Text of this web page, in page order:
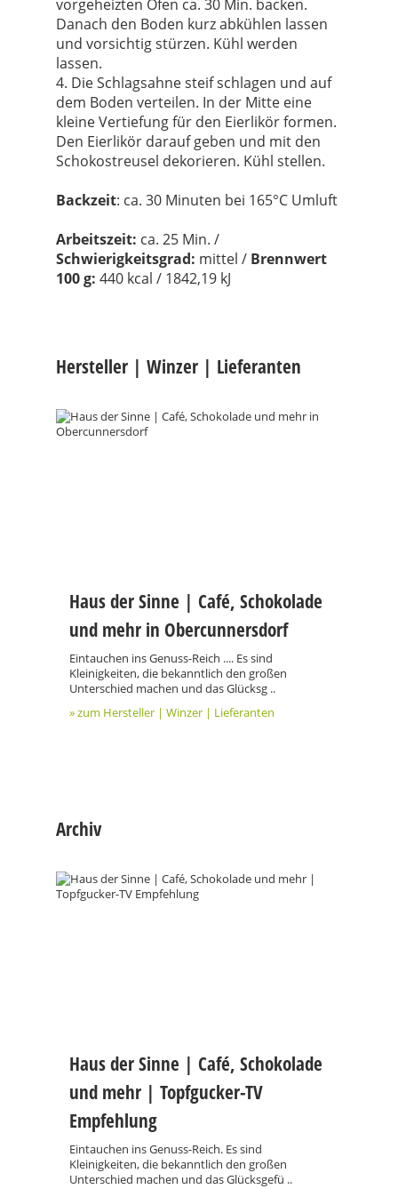
vorgeheizten Ofen ca. 30 Min. backen.
Danach den Boden kurz abkühlen lassen
und vorsichtig stürzen. Kühl werden
lassen.
4. Die Schlagsahne steif schlagen und auf
dem Boden verteilen. In der Mitte eine
kleine Vertiefung für den Eierlikör formen.
Den Eierlikör darauf geben und mit den
Schokostreusel dekorieren. Kühl stellen.
Backzeit: ca. 30 Minuten bei 165°C Umluft
Arbeitszeit: ca. 25 Min. /
Schwierigkeitsgrad: mittel / Brennwert
100 g: 440 kcal / 1842,19 kJ
Hersteller | Winzer | Lieferanten
Haus der Sinne | Café, Schokolade
und mehr in Obercunnersdorf
Eintauchen ins Genuss-Reich .... Es sind
Kleinigkeiten, die bekanntlich den großen
Unterschied machen und das Glücksg ..
» zum Hersteller | Winzer | Lieferanten
Archiv
Haus der Sinne | Café, Schokolade
und mehr | Topfgucker-TV
Empfehlung
Eintauchen ins Genuss-Reich. Es sind
Kleinigkeiten, die bekanntlich den großen
Unterschied machen und das Glücksgefü ..